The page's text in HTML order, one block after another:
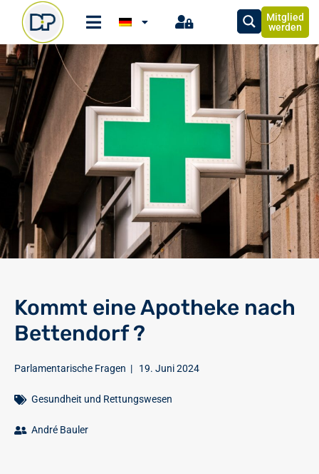
Mitglied
werden
Kommt eine Apotheke nach
Bettendorf ?
Parlamentarische Fragen | 19. Juni 2024
Gesundheit und Rettungswesen
André Bauler